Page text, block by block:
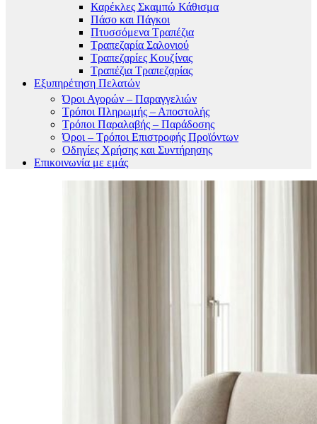
Καρέκλες Σκαμπώ Κάθισμα
Πάσο και Πάγκοι
Πτυσσόμενα Τραπέζια
Τραπεζαρία Σαλονιού
Τραπεζαρίες Κουζίνας
Τραπέζια Τραπεζαρίας
Εξυπηρέτηση Πελατών
Όροι Αγορών – Παραγγελιών
Τρόποι Πληρωμής – Αποστολής
Τρόποι Παραλαβής – Παράδοσης
Όροι – Τρόποι Επιστροφής Προϊόντων
Οδηγίες Χρήσης και Συντήρησης
Επικοινωνία με εμάς